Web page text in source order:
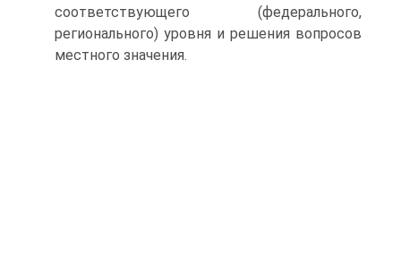
соответствующего (федерального,
регионального) уровня и решения вопросов
местного значения.